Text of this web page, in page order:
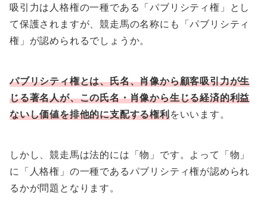
吸引力は人格権の一種である「パブリシティ権」とし
て保護されますが、競走馬の名称にも「パブリシティ
権」が認められるでしょうか。
パブリシティ権とは、氏名、肖像から顧客吸引力が生
じる著名人が、この氏名・肖像から生じる経済的利益
ないし価値を排他的に支配する権利をいいます。
しかし、競走馬は法的には「物」です。よって「物」
に「人格権」の一種であるパブリシティ権が認められ
るかが問題となります。